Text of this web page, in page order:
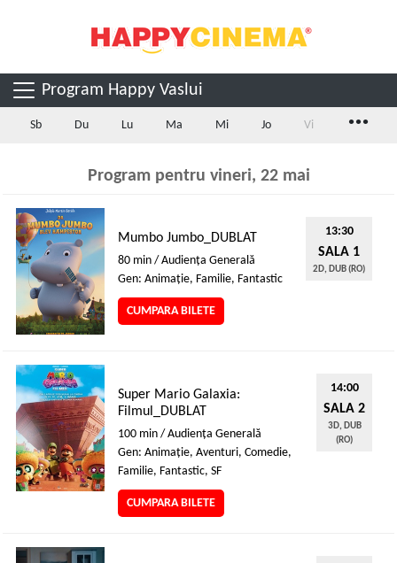
Program Happy Vaslui
Sb Du Lu Ma Mi Jo Vi ...
Program pentru vineri, 22 mai
Mumbo Jumbo_DUBLAT
80 min / Audienţa Generală
Gen: Animaţie, Familie, Fantastic
CUMPARA BILETE
13:30
SALA 1
2D, DUB (RO)
Super Mario Galaxia:
Filmul_DUBLAT
100 min / Audienţa Generală
Gen: Animaţie, Aventuri, Comedie,
Familie, Fantastic, SF
CUMPARA BILETE
14:00
SALA 2
3D, DUB
(RO)